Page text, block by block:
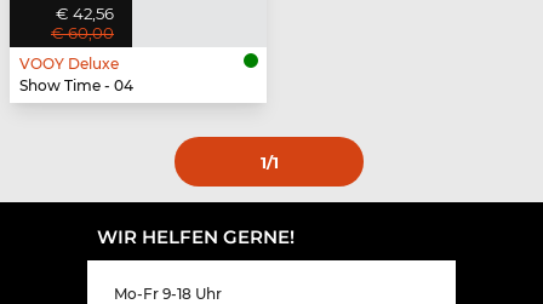
€ 42,56
€ 60,00
VOOY Deluxe
Show Time - 04
1/1
WIR HELFEN GERNE!
Mo-Fr 9-18 Uhr